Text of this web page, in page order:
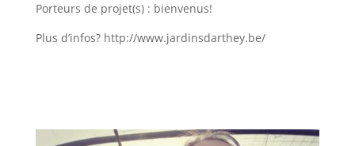
Porteurs de projet(s) : bienvenus!
Plus d’infos? http://www.jardinsdarthey.be/